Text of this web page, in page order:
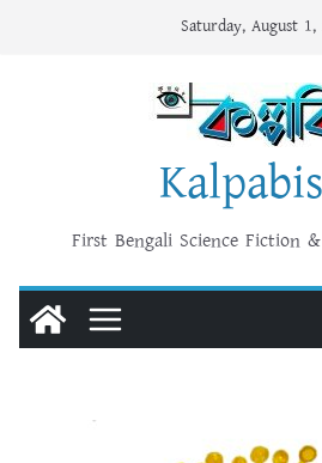
Saturday, August 1,
First Bengali Science Fiction